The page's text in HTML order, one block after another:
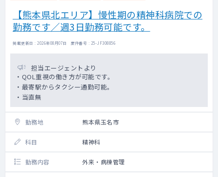
【熊本県北エリア】慢性期の精神科病院での
勤務です／週3日勤務可能です。
掲載更新日 : 2026年08月07日 案件番号 : 25-JF308856
担当エージェントより
・QOL重視の働き方が可能です。
・最寄駅からタクシー通勤可能。
・当直無
勤務地 熊本県玉名市
科目 精神科
勤務内容 外来・病棟管理